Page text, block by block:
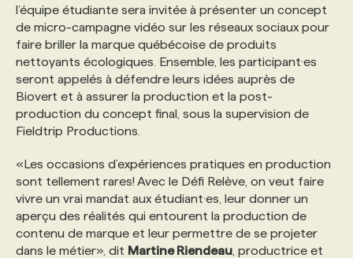
l’équipe étudiante sera invitée à présenter un concept
de micro-campagne vidéo sur les réseaux sociaux pour
faire briller la marque québécoise de produits
nettoyants écologiques. Ensemble, les participant·es
seront appelés à défendre leurs idées auprès de
Biovert et à assurer la production et la post-
production du concept final, sous la supervision de
Fieldtrip Productions.
«Les occasions d’expériences pratiques en production
sont tellement rares! Avec le Défi Relève, on veut faire
vivre un vrai mandat aux étudiant·es, leur donner un
aperçu des réalités qui entourent la production de
contenu de marque et leur permettre de se projeter
dans le métier», dit Martine Riendeau , productrice et